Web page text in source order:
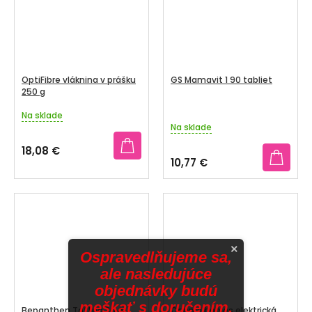
OptiFibre vláknina v prášku
250 g
Priemerné
produktu
je
z
5
Na sklade
18,08 €
GS Mamavit 1 90 tabliet
Na sklade
10,77 €
×
Ospravedlňujeme sa,
ale nasledujúce
objednávky budú
meškať s doručením.